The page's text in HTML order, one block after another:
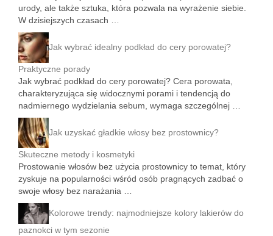
urody, ale także sztuka, która pozwala na wyrażenie siebie.
W dzisiejszych czasach …
Jak wybrać idealny podkład do cery porowatej?
Praktyczne porady
Jak wybrać podkład do cery porowatej? Cera porowata,
charakteryzująca się widocznymi porami i tendencją do
nadmiernego wydzielania sebum, wymaga szczególnej …
Jak uzyskać gładkie włosy bez prostownicy?
Skuteczne metody i kosmetyki
Prostowanie włosów bez użycia prostownicy to temat, który
zyskuje na popularności wśród osób pragnących zadbać o
swoje włosy bez narażania …
Kolorowe trendy: najmodniejsze kolory lakierów do
paznokci w tym sezonie